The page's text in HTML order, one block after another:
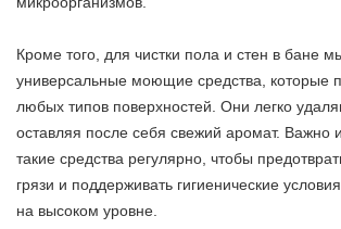
Кроме того, для чистки пола и стен в бане
универсальные моющие средства, которые
любых типов поверхностей. Они легко
оставляя после себя свежий аромат. Важно
такие средства регулярно, чтобы
грязи и поддерживать гигиенические
на высоком уровне.